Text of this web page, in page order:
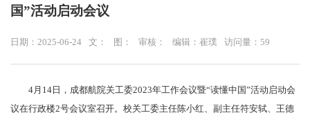
国”活动启动会议
日期：2025-06-24 文： 图： 审核： 编辑：崔璞 访问量： 59
4月14日，成都航院关工委2023年工作会议暨“读懂中国”活动启动会
议在行政楼2号会议室召开。校关工委主任陈小红、副主任符安轼、王德